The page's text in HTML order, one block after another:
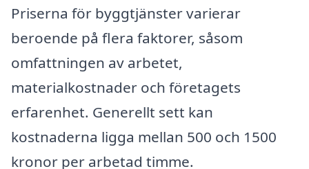
Priserna för byggtjänster varierar
beroende på flera faktorer, såsom
omfattningen av arbetet,
materialkostnader och företagets
erfarenhet. Generellt sett kan
kostnaderna ligga mellan 500 och 1500
kronor per arbetad timme.